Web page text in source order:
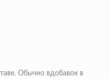
Обычно вдобавок в